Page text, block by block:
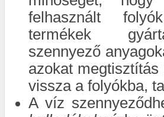
felhasznált
termékek
szennyező
azokat
vissza a folyókba,
A víz